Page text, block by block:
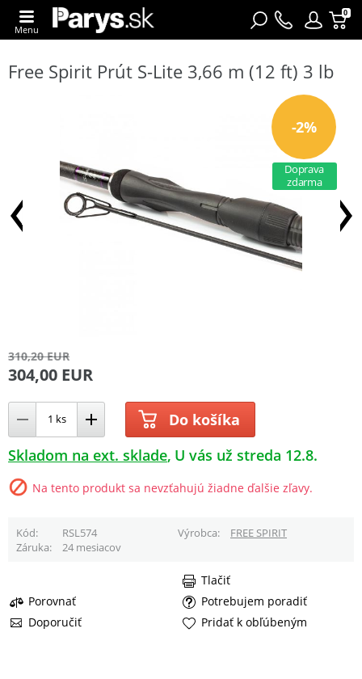
0
Menu
Free Spirit Prút S-Lite 3,66 m (12 ft) 3 lb
-2%
Doprava
zdarma
310,20 EUR
304,00 EUR
Do košíka
Skladom na ext. sklade U vás už streda 12.8.
Na tento produkt sa nevzťahujú žiadne ďalšie zľavy.
Kód RSL574 Výrobca
FREE SPIRIT
Záruka
24 mesiacov
Porovnať
Potrebujem poradiť
Doporučiť
Tlačiť
Pridať k obľúbeným